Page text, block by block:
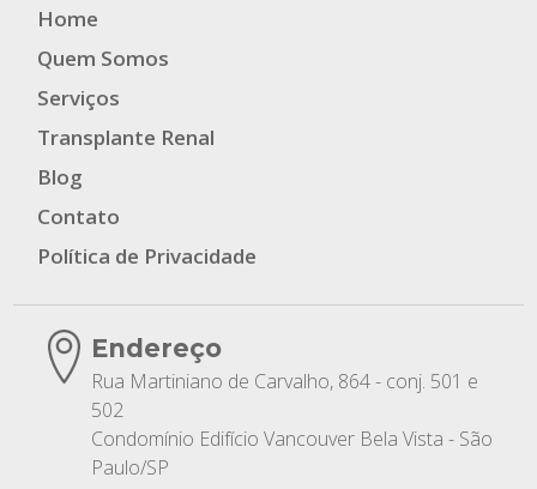
Home
Quem Somos
Serviços
Transplante Renal
Blog
Contato
Política de Privacidade
Endereço
Rua Martiniano de Carvalho, 864 - conj. 501 e
502
Condomínio Edifício Vancouver Bela Vista - São
Paulo/SP